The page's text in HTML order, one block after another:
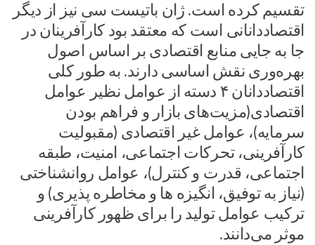
تقسیم کرده است. ژان باتیست سی نیز از دیگر
اقتصاددانانی است که معتقد بود کارآفرینان در
جا به جایی منابع اقتصادی بر اساس اصول
بهره‌وری نقش اساسی دارند. به طور کلی
اقتصاددانان ۴ دسته از عوامل نظیر عوامل
اقتصادی(مزیت‌های بازار و فراهم بودن
سرمایه)، عوامل غیر اقتصادی (مقبولیت
کارآفرینی، تحرکات اجتماعی، امنیت، طبقه
اجتماعی، قدرت و کنترل)، عوامل روانشناختی
(نیاز به توفیق، انگیزه ها و مخاطره پذیری) و
ترکیب عوامل تولید را برای ظهور کارآفرینی
موثر می‌دانند.